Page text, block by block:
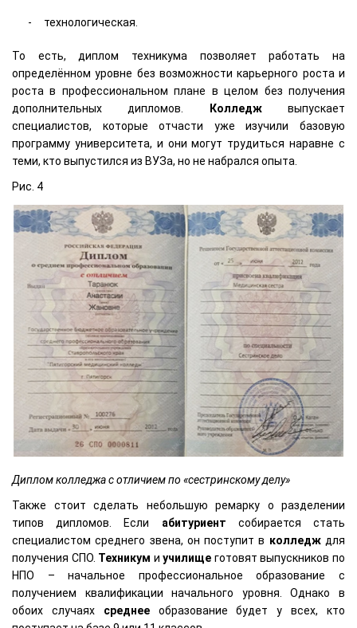
технологическая.
То есть, диплом техникума позволяет работать на
определённом уровне без возможности карьерного роста и
роста в профессиональном плане в целом без получения
дополнительных дипломов.
Колледжвыпускает
специалистов, которые отчасти уже изучили базовую
программу университета, и они могут трудиться наравне с
теми, кто выпустился из ВУЗа, но не набрался опыта.
Рис. 4
Диплом колледжа с отличием по «сестринскому делу»
Также стоит сделать небольшую ремарку о разделении
типов дипломов. Если абитуриент собирается стать
специалистом среднего звена, он поступит в колледждля
получения СПО. Техникум иучилище готовят выпускников по
НПО – начальное профессиональное образование с
получением квалификации начального уровня. Однако в
обоих случаях среднееобразование будет у всех, кто